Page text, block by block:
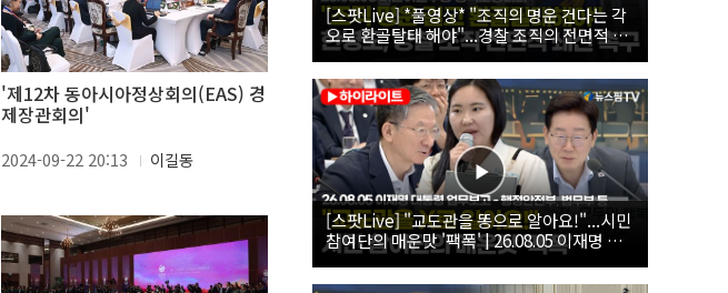
'제12차 동아시아정상회의(EAS) 경
제장관회의'
2024-09-22 20:13 이길동
[스팟Live] *풀영상* "조직의 명운 건다는 각
오로 환골탈태 해야"...경찰 조직의 전면적 쇄
신 촉구한 한병도 | 26.08.06 더불어민주당 정
책조정회의
[스팟Live] "교도관을 똥으로 알아요!"...시민
참여단의 매운맛 '팩폭' | 26.08.05 이재명 대
통령 업무보고 - 행정안전부, 법무부, 국무조
정실, 법제처, 인사혁신처